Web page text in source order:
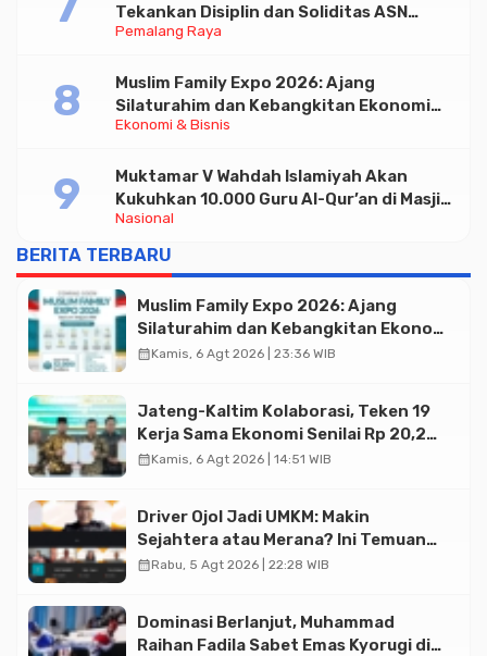
Pemalang Raya
Tekankan Disiplin dan Soliditas ASN
untuk Pelayanan Publik
Ekonomi & Bisnis
Muslim Family Expo 2026: Ajang
Silaturahim dan Kebangkitan Ekonomi
Halal di Jakarta
Nasional
Muktamar V Wahdah Islamiyah Akan
Kukuhkan 10.000 Guru Al-Qur’an di Masjid
Istiqlal
BERITA TERBARU
Muslim Family Expo 2026: Ajang
Silaturahim dan Kebangkitan Ekonomi
Halal di Jakarta
calendar_monthKamis, 6 Agt 2026 | 23:36 WIB
Jateng-Kaltim Kolaborasi, Teken 19
Kerja Sama Ekonomi Senilai Rp 20,2
Triliun
calendar_monthKamis, 6 Agt 2026 | 14:51 WIB
Driver Ojol Jadi UMKM: Makin
Sejahtera atau Merana? Ini Temuan
Diskusi Paramadina
calendar_monthRabu, 5 Agt 2026 | 22:28 WIB
Dominasi Berlanjut, Muhammad
Raihan Fadila Sabet Emas Kyorugi di